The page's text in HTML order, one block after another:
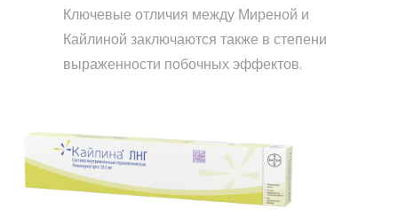
Ключевые отличия между Миреной и
Кайлиной заключаются также в степени
выраженности побочных эффектов.